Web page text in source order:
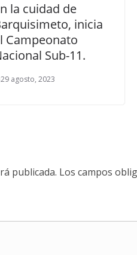
la cuidad de
inicia
Campeonato
Sub-11.
29 agosto, 2023
publicada. Los campos